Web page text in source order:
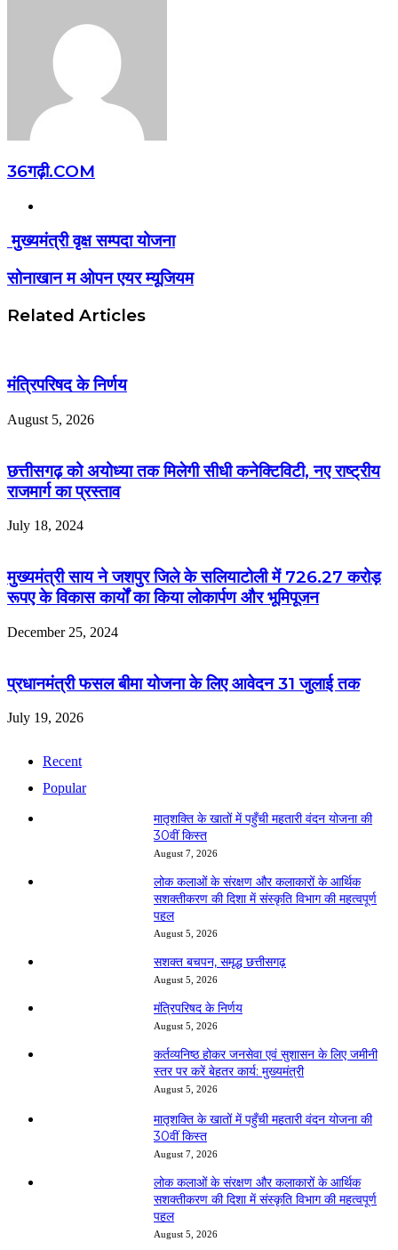
36गढ़ी.COM
मुख्यमंत्री वृक्ष सम्पदा योजना
सोनाखान म ओपन एयर म्यूजियम
Related Articles
मंत्रिपरिषद के निर्णय
August 5, 2026
छत्तीसगढ़ को अयोध्या तक मिलेगी सीधी कनेक्टिविटी, नए राष्ट्रीय
राजमार्ग का प्रस्ताव
July 18, 2024
मुख्यमंत्री साय ने जशपुर जिले के सलियाटोली में 726.27 करोड़
रूपए के विकास कार्यों का किया लोकार्पण और भूमिपूजन
December 25, 2024
प्रधानमंत्री फसल बीमा योजना के लिए आवेदन 31 जुलाई तक
July 19, 2026
Recent
Popular
मातृशक्ति के खातों में पहुँची महतारी वंदन योजना की
30वीं किस्त
August 7, 2026
लोक कलाओं के संरक्षण और कलाकारों के आर्थिक
सशक्तीकरण की दिशा में संस्कृति विभाग की महत्वपूर्ण
पहल
August 5, 2026
सशक्त बचपन, समृद्ध छत्तीसगढ़
August 5, 2026
मंत्रिपरिषद के निर्णय
August 5, 2026
कर्तव्यनिष्ठ होकर जनसेवा एवं सुशासन के लिए जमीनी
स्तर पर करें बेहतर कार्य: मुख्यमंत्री
August 5, 2026
मातृशक्ति के खातों में पहुँची महतारी वंदन योजना की
30वीं किस्त
August 7, 2026
लोक कलाओं के संरक्षण और कलाकारों के आर्थिक
सशक्तीकरण की दिशा में संस्कृति विभाग की महत्वपूर्ण
पहल
August 5, 2026